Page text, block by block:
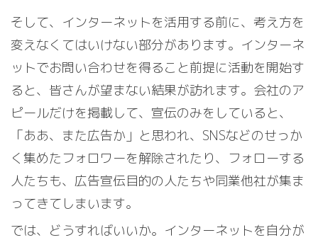
そして、インターネットを活用する前に、考え方を
変えなくてはいけない部分があります。インターネ
ットでお問い合わせを得ること前提に活動を開始す
ると、皆さんが望まない結果が訪れます。会社のア
ピールだけを掲載して、宣伝のみをしていると、
「ああ、また広告か」と思われ、SNSなどのせっか
く集めたフォロワーを解除されたり、フォローする
人たちも、広告宣伝目的の人たちや同業他社が集ま
ってきてしまいます。
では、どうすればいいか。インターネットを自分が